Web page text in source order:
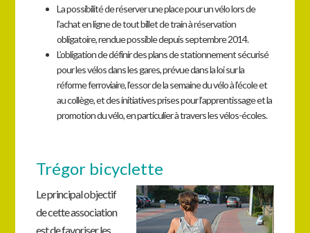
La possibilité de réserver une place pour un vélo lors de
l’achat en ligne de tout billet de train à réservation
obligatoire, rendue possible depuis septembre 2014.
L’obligation de définir des plans de stationnement sécurisé
pour les vélos dans les gares, prévue dans la loi sur la
réforme ferroviaire, l’essor de la semaine du vélo à l’école et
au collège, et des initiatives prises pour l’apprentissage et la
promotion du vélo, en particulier à travers les vélos-écoles.
Trégor bicyclette
Le principal objectif
de cette association
est de favoriser les